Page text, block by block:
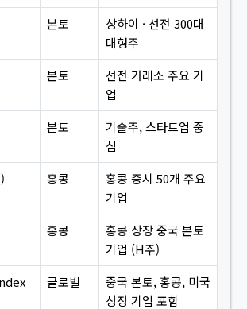
본토
상하이 · 선전 300대
대형주
본토
선전 거래소 주요 기
업
본토
기술주, 스타트업 중
심
홍콩
홍콩 증시 50개 주요
기업
홍콩
홍콩 상장 중국 본토
기업 (H주)
글로벌
중국 본토, 홍콩, 미국
상장 기업 포함